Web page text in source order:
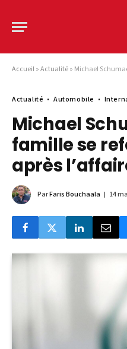
Accueil»Actualité» Michael Schumacher :
Actualité Automobile
Michael
famille se
après
ParFaris Bouchaala 14
© DR